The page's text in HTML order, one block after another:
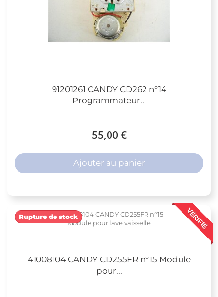
91201261 CANDY CD262 n°14
Programmateur...
55,00 €
Ajouter au panier
VÉRIFIÉ
41008104 CANDY CD255FR n°15 Module
pour...
Rupture de stock